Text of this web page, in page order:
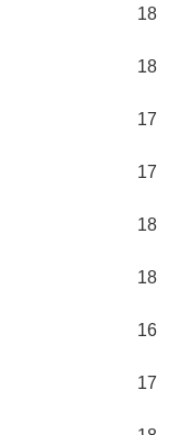
18
18
17
17
18
18
16
17